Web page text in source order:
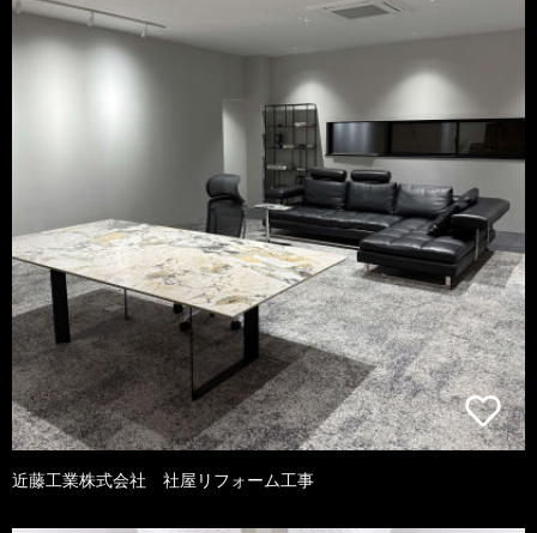
近藤工業株式会社 社屋リフォーム工事